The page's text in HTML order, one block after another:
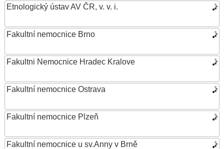
Etnologický ústav AV ČR, v. v. i.
Fakultní nemocnice Brno
Fakultni Nemocnice Hradec Kralove
Fakultní nemocnice Ostrava
Fakultní nemocnice Plzeň
Fakultní nemocnice u sv.Anny v Brně